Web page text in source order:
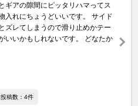
ギアの隙間にピッタリハマってス
入れにちょうどいいです。 サイド
ズレてしまうので滑り止めかテー
いいかもしれないです。 どなたか
稿数：4件